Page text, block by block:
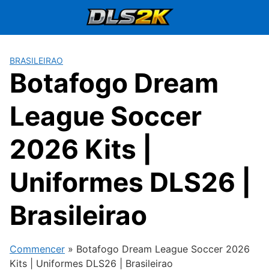
contenu
BRASILEIRAO
Botafogo Dream
League Soccer
2026 Kits |
Uniformes DLS26 |
Brasileirao
Commencer » Botafogo Dream League Soccer 2026
Kits | Uniformes DLS26 | Brasileirao